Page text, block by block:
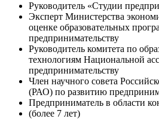
Руководитель «Студии
Эксперт Министерства
оценке образовательных
предпринимательству
Руководитель комитета по
технологиям Национальной
предпринимательству
Член научного совета
(РАО) по развитию
Предприниматель в области
(более 7 лет)